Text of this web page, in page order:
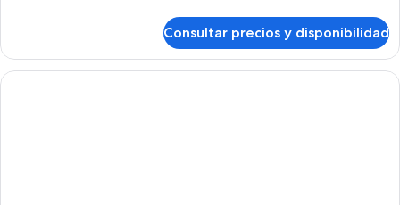
estándar
doble,
balcón
Consultar precios y disponibilidad